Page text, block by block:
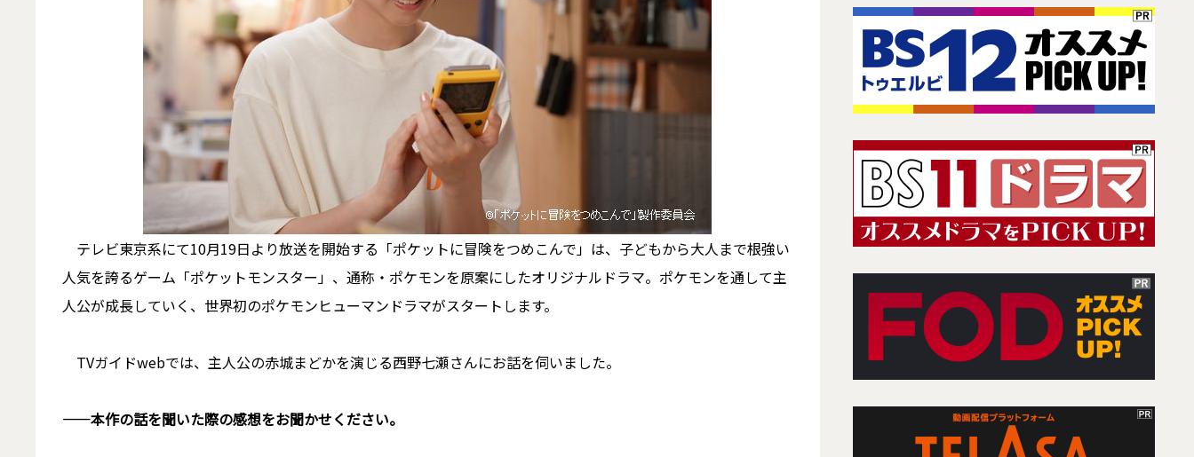
テレビ東京系にて10月19日より放送を開始する「ポケットに冒険をつめこんで」は、子どもから大人まで根強い
人気を誇るゲーム「ポケットモンスター」、通称・ポケモンを原案にしたオリジナルドラマ。ポケモンを通して主
人公が成長していく、世界初のポケモンヒューマンドラマがスタートします。
TVガイドwebでは、主人公の赤城まどかを演じる西野七瀬さんにお話を伺いました。
――本作の話を聞いた際の感想をお聞かせください。